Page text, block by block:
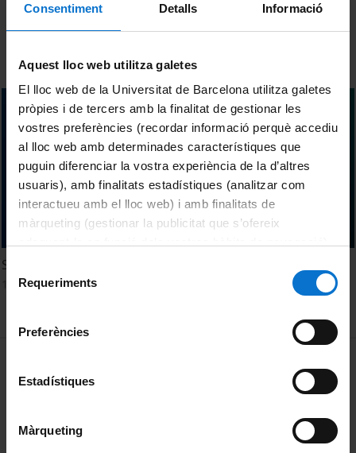
Consentiment Detalls Informació
Aquest lloc web utilitza galetes
El lloc web de la Universitat de Barcelona utilitza galetes
pròpies i de tercers amb la finalitat de gestionar les
vostres preferències (recordar informació perquè accediu
al lloc web amb determinades característiques que
puguin diferenciar la vostra experiència de la d’altres
usuaris), amb finalitats estadístiques (analitzar com
interactueu amb el lloc web) i amb finalitats de
màrqueting (gestionar la publicitat que s’ofereix
consultar laPolítica de galetes del lloc web de la
Selecció
Requeriments
Preferències
Estadístiques
Màrqueting
Sargantanes, tortugues i plantes en la lupa de la IA
14 Febrero, 2024
Política de Cookies
Privacidad y términos